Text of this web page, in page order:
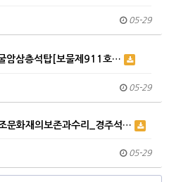
05-29
암삼층석탑[보물제911호…
05-29
문화재의보존과수리_경주석…
05-29